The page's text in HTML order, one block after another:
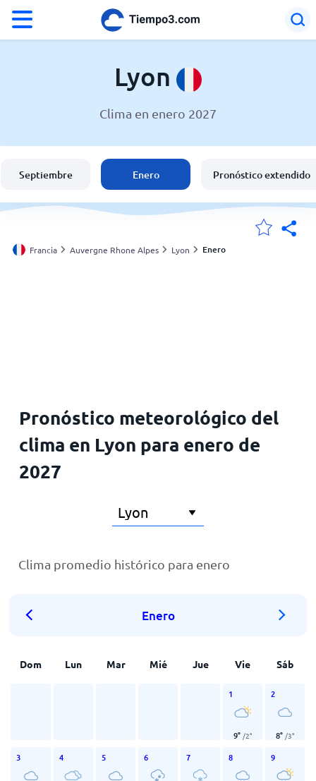
España
Argentina
Lyon
Clima en enero 2027
Septiembre Enero Pronóstico extendido
Francia Auvergne Rhone Alpes Lyon Enero
Pronóstico meteorológico del
clima en Lyon para enero de
2027
Clima promedio histórico para enero
Enero
Dom Lun Mar Mié Jue Vie Sáb
1
9° /2°
2
8° /3°
3 4 5 6 7 8 9